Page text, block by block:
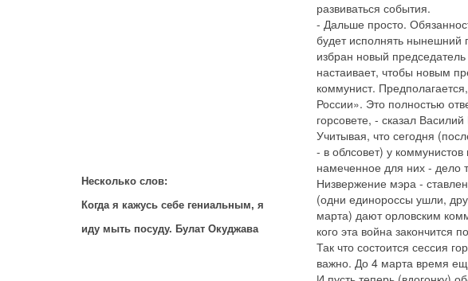
развиваться события.
- Дальше просто.
будет исполнять
избран новый
настаивает, чтобы новым
коммунист.
России». Это полностью
горсовете, - сказал
Учитывая, что сегодня
- в облсовет) у
намеченное для них - дело
Низвержение мэра -
(одни единороссы ушли,
марта) дают орловским
кого эта война закончится
Так что состоится сессия
важно. До 4 марта время
Несколько слов:
Когда я кажусь себе гениальным, я
иду мыть посуду. Булат Окуджава